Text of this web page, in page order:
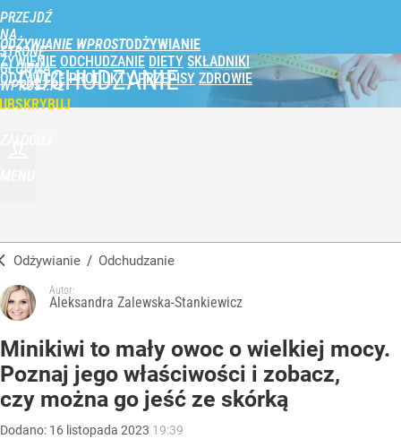
PRZEJDŹ
NA
STRONĘ
GŁÓWNĄ
WPROST.PL
ODŻYWIANIE WPROST
ŻYWIENIE ODCHUDZANIE DIETY SKŁADNIKI
ODŻYWCZE PRODUKTY PRZEPISY ZDROWIE
ODCHUDZANIE
Odżywianie / Odchudzanie
Autor:
Aleksandra Zalewska-Stankiewicz
Minikiwi to mały owoc o wielkiej mocy.
Poznaj jego właściwości i zobacz,
czy można go jeść ze skórką
Dodano: 16 listopada 2023 19:39